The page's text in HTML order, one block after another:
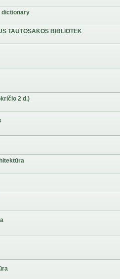
dictionary
TAUTOSAKOS BIBLIOTEK
2 d.)